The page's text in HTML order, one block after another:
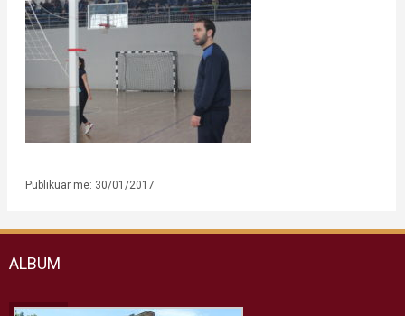
Publikuar më: 30/01/2017
ALBUM